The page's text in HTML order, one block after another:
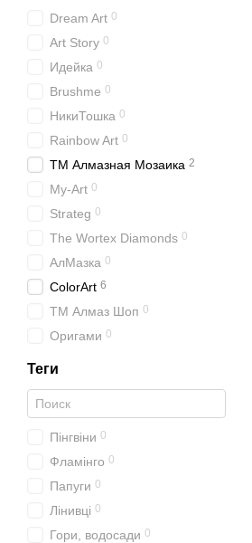
Dream Art 0
Art Story 0
Идейка 0
Brushme 0
НикиТошка 0
Rainbow Art 0
ТМ Алмазная Мозаика 2
My-Art 0
Strateg 0
The Wortex Diamonds 0
АлМазка 0
ColorArt 6
ТМ Алмаз Шоп 0
Оригами 0
Теги
Пінгвіни 0
Фламінго 0
Папуги 0
Лінивці 0
Гори, водосади 0